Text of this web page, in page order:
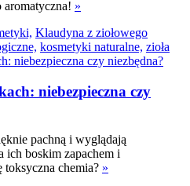
aromatyczna! »
Klaudyna z ziołowego
kosmetyki naturalne, zioła
niebezpieczna czy
pachną i wyglądają
ich boskim zapachem i
toksyczna chemia? »